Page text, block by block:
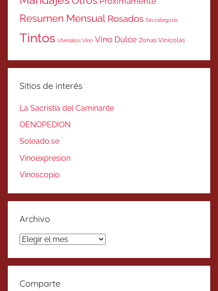
Resumen Mensual Rosados Sin categoría
Tintos Utensilios Vino Vino Dulce Zonas Vinicolas
Sitios de interés
La Sacristía del Caminante
OENOPEDION
Soleado.se
Vinoexpresion
Vinoscopio
Archivo
Archivo
Comparte